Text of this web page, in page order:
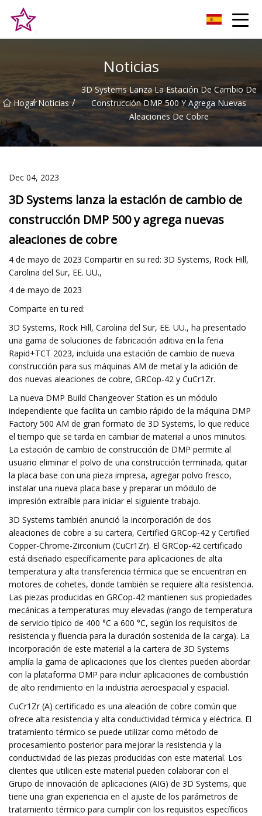
Noticias
Hogar
/ Noticias /
3D Systems Lanza La Estación De Cambio De
Construcción DMP 500 Y Agrega Nuevas
Aleaciones De Cobre
Dec 04, 2023
3D Systems lanza la estación de cambio de
construcción DMP 500 y agrega nuevas
aleaciones de cobre
4 de mayo de 2023 Compartir en su red: 3D Systems, Rock Hill,
Carolina del Sur, EE. UU.,
4 de mayo de 2023
Comparte en tu red:
3D Systems, Rock Hill, Carolina del Sur, EE. UU., ha presentado
una gama de soluciones de fabricación aditiva en la feria
Rapid+TCT 2023, incluida una estación de cambio de nueva
construcción para sus máquinas AM de metal y la adición de
dos nuevas aleaciones de cobre, GRCop-42 y CuCr1Zr.
La nueva DMP Build Changeover Station es un módulo
independiente que facilita un cambio rápido de la máquina DMP
Factory 500 AM de gran formato de 3D Systems, lo que reduce
el tiempo que se tarda en cambiar de material a unos minutos.
La estación de cambio de construcción de DMP permite al
usuario eliminar el polvo de una construcción terminada, quitar
la placa base con una pieza impresa, agregar polvo fresco,
instalar una nueva placa base y preparar un módulo de
impresión extraíble para iniciar el siguiente trabajo.
3D Systems también anunció la incorporación de dos
aleaciones de cobre a su cartera, Certified GRCop-42 y Certified
Copper-Chrome-Zirconium (CuCr1Zr). El GRCop-42 certificado
está diseñado específicamente para aplicaciones de alta
temperatura y alta transferencia térmica que se encuentran en
motores de cohetes, donde también se requiere alta resistencia.
Las piezas producidas en GRCop-42 mantienen sus propiedades
mecánicas a temperaturas muy elevadas (rango de temperatura
de servicio típico de 400 °C a 600 °C, según los requisitos de
resistencia y fluencia para la duración sostenida de la carga). La
incorporación de este material a la cartera de 3D Systems
amplía la gama de aplicaciones que los clientes pueden abordar
con la plataforma DMP para incluir aplicaciones de combustión
de alto rendimiento en la industria aeroespacial y espacial.
CuCr1Zr (A) certificado es una aleación de cobre común que
ofrece alta resistencia y alta conductividad térmica y eléctrica. El
tratamiento térmico se puede utilizar como método de
procesamiento posterior para mejorar la resistencia y la
conductividad de las piezas producidas con este material. Los
clientes que utilicen este material pueden colaborar con el
Grupo de innovación de aplicaciones (AIG) de 3D Systems, que
tiene una gran experiencia en el ajuste de los parámetros de
tratamiento térmico para cumplir con los requisitos específicos